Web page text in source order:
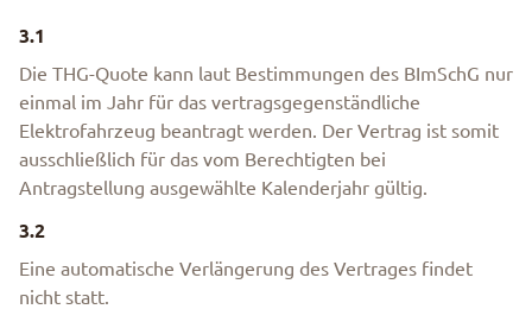
3.1
Die THG-Quote kann laut Bestimmungen des BImSchG nur
einmal im Jahr für das vertragsgegenständliche
Elektrofahrzeug beantragt werden. Der Vertrag ist somit
ausschließlich für das vom Berechtigten bei
Antragstellung ausgewählte Kalenderjahr gültig.
3.2
Eine automatische Verlängerung des Vertrages findet
nicht statt.